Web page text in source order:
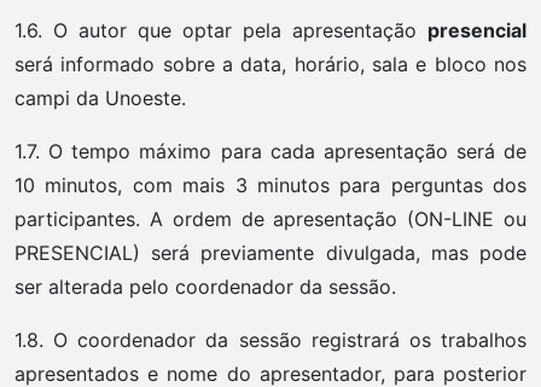
1.6. O autor que optar pela apresentação presencial
será informado sobre a data, horário, sala e bloco nos
campi da Unoeste.
1.7. O tempo máximo para cada apresentação será de
10 minutos, com mais 3 minutos para perguntas dos
participantes. A ordem de apresentação (ON-LINE ou
PRESENCIAL) será previamente divulgada, mas pode
ser alterada pelo coordenador da sessão.
1.8. O coordenador da sessão registrará os trabalhos
apresentados e nome do apresentador, para posterior